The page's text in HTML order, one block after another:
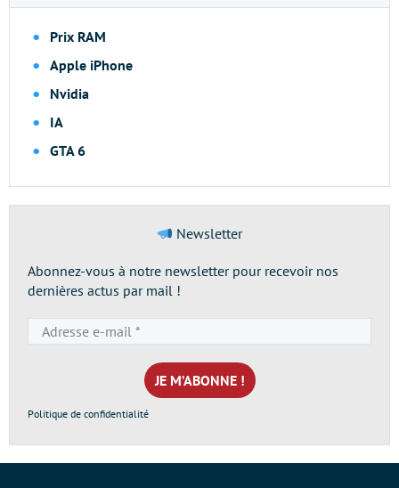
Prix RAM
Apple iPhone
Nvidia
IA
GTA 6
Newsletter
Abonnez-vous à notre newsletter pour recevoir nos
dernières actus par mail !
e-
mail
*
Politique de confidentialité